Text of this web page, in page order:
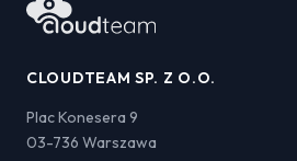
CLOUDTEAM SP. Z O.O.
Plac Konesera 9
03-736 Warszawa